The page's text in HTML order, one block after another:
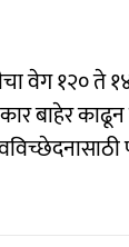
वेग १२० ते
बाहेर